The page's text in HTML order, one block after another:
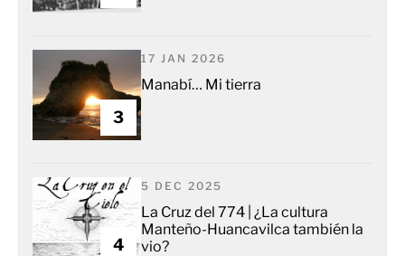
3
17 JAN 2026
Manabí… Mi tierra
4
5 DEC 2025
La Cruz del 774 | ¿La cultura
Manteño-Huancavilca también la
vio?